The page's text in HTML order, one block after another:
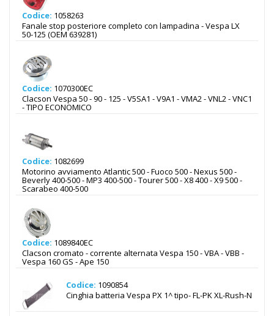
Codice: 1058263
Fanale stop posteriore completo con lampadina - Vespa LX
50-125 (OEM 639281)
Codice: 1070300EC
Clacson Vespa 50 - 90 - 125 - V5SA1 - V9A1 - VMA2 - VNL2 - VNC1
- TIPO ECONOMICO
Codice: 1082699
Motorino avviamento Atlantic 500 - Fuoco 500 - Nexus 500 -
Beverly 400-500 - MP3 400-500 - Tourer 500 - X8 400 - X9 500 -
Scarabeo 400-500
Codice: 1089840EC
Clacson cromato - corrente alternata Vespa 150 - VBA - VBB -
Vespa 160 GS - Ape 150
Codice: 1090854
Cinghia batteria Vespa PX 1^ tipo- FL-PK XL-Rush-N